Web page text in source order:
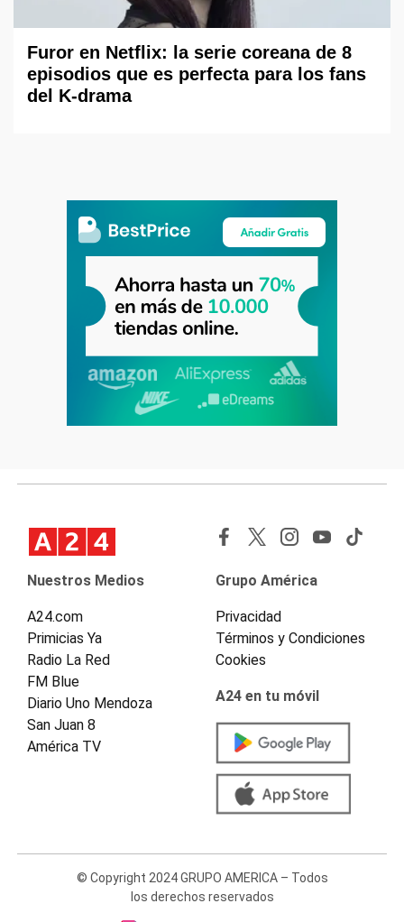
Furor en Netflix: la serie coreana de 8
episodios que es perfecta para los fans
del K-drama
Nuestros Medios
A24.com
Primicias Ya
Radio La Red
FM Blue
Diario Uno Mendoza
San Juan 8
América TV
Grupo América
Privacidad
Términos y Condiciones
Cookies
A24 en tu móvil
© Copyright 2024 GRUPO AMERICA – Todos
los derechos reservados